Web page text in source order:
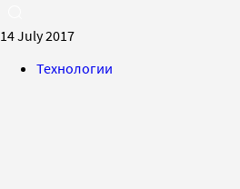
14 July 2017
Технологии